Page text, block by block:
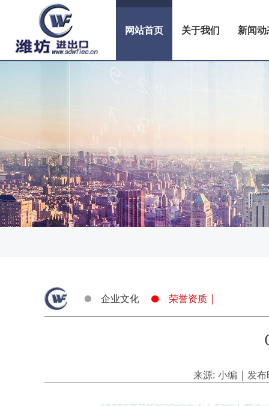
网站首页 关于我们 新闻动
企业文化 荣誉资质 |
来源: 小编 | 发